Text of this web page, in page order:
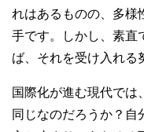
れはあるものの、多様
手です。しかし、素直
ば、それを受け入れる
国際化が進む現代では
同じなのだろうか？自